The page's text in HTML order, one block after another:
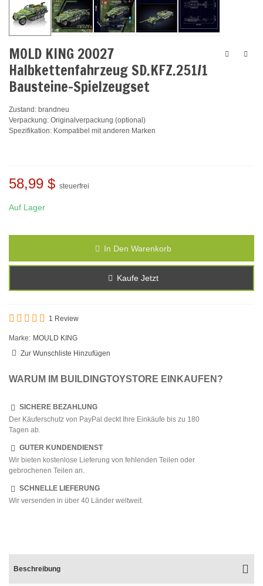
MOLD KING 20027
Halbkettenfahrzeug SD.KFZ.251/1
Bausteine-Spielzeugset
Zustand: brandneu
Verpackung: Originalverpackung (optional)
Spezifikation: Kompatibel mit anderen Marken
58,99 $ steuerfrei
Auf Lager
In Den Warenkorb
Kaufe Jetzt
1 Review
Marke: MOULD KING
Zur Wunschliste Hinzufügen
WARUM IM BUILDINGTOYSTORE EINKAUFEN?
SICHERE BEZAHLUNG
Der Käuferschutz von PayPal deckt Ihre Einkäufe bis zu 180
Tagen ab.
GUTER KUNDENDIENST
Wir bieten kostenlose Lieferung von fehlenden Teilen oder
gebrochenen Teilen an.
SCHNELLE LIEFERUNG
Wir versenden in über 40 Länder weltweit.
Beschreibung